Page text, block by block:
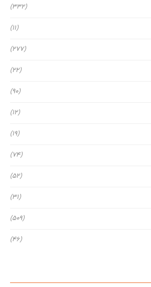
(332)
(11)
(277)
(22)
(90)
(12)
(19)
(74)
(52)
(31)
(509)
(46)